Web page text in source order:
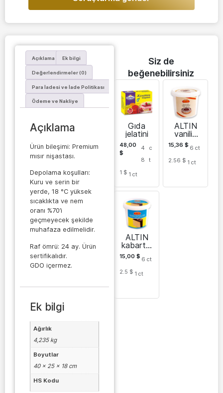
Açıklama Ek bilgi
Değerlendirmeler (0)
Para İadesi ve İade Politikası
Ödeme ve Nakliye
Açıklama
Ürün bileşimi: Premium
mısır nişastası.
Depolama koşulları:
Kuru ve serin bir
yerde, 18 °C yüksek
sıcaklıkta ve nem
oranı %70’i
geçmeyecek şekilde
muhafaza edilmelidir.
Raf ömrü: 24 ay. Ürün
sertifikalıdır.
GDO içermez.
Ek bilgi
Ağırlık
4,235 kg
Boyutlar
40 × 25 × 18 cm
HS Kodu
Siz de
beğenebilirsiniz
Gıda
jelatini
48,00
$
4
8
c
t
1 $ 1 ct
ALTIN
vanilin
tozu
kova
içinde
15,36$ 6 ct
2.56 $ 1 ct
ALTIN
kabartm
a tozu
kova
içinde
15,00$ 6 ct
2.5 $ 1 ct